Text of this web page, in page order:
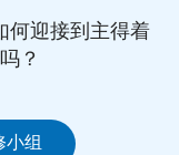
这其中的一种来
诚的信徒了。若
中作两次工作都
何迎接到主得着
？
小组